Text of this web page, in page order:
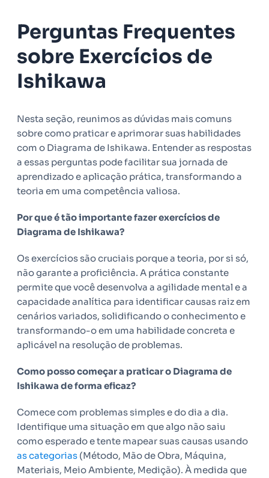
Perguntas Frequentes
sobre Exercícios de
Ishikawa
Nesta seção, reunimos as dúvidas mais comuns
sobre como praticar e aprimorar suas habilidades
com o Diagrama de Ishikawa. Entender as respostas
a essas perguntas pode facilitar sua jornada de
aprendizado e aplicação prática, transformando a
teoria em uma competência valiosa.
Por que é tão importante fazer exercícios de
Diagrama de Ishikawa?
Os exercícios são cruciais porque a teoria, por si só,
não garante a proficiência. A prática constante
permite que você desenvolva a agilidade mental e a
capacidade analítica para identificar causas raiz em
cenários variados, solidificando o conhecimento e
transformando-o em uma habilidade concreta e
aplicável na resolução de problemas.
Como posso começar a praticar o Diagrama de
Ishikawa de forma eficaz?
Comece com problemas simples e do dia a dia.
Identifique uma situação em que algo não saiu
como esperado e tente mapear suas causas usando
as categorias (Método, Mão de Obra, Máquina,
Materiais, Meio Ambiente, Medição). À medida que